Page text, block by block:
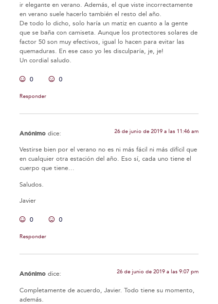
ir elegante en verano. Además, el que viste incorrectamente
en verano suele hacerlo también el resto del año.
De todo lo dicho, solo haría un matiz en cuanto a la gente
que se baña con camiseta. Aunque los protectores solares de
factor 50 son muy efectivos, igual lo hacen para evitar las
quemaduras. En ese caso yo les disculparía, je, je!
Un cordial saludo.
0 0
Responder
Anónimo dice: 26 de junio de 2019 a las 11:46 am
Vestirse bien por el verano no es ni más fácil ni más difícil que
en cualquier otra estación del año. Eso sí, cada uno tiene el
cuerpo que tiene…
Saludos.
Javier
0 0
Responder
Anónimo dice: 26 de junio de 2019 a las 9:07 pm
Completamente de acuerdo, Javier. Todo tiene su momento,
además.